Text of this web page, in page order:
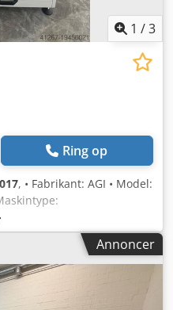
1 /3
Ring op
, • Fabrikant: AGI • Model:
Prepress-
DIN A3 (297 mm
og behandling af
Acmoha •
emballage, fleksotryk •
og mellemstore
Annoncer